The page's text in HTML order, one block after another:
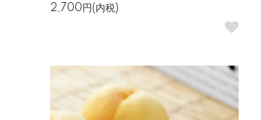
2,700円(内税)